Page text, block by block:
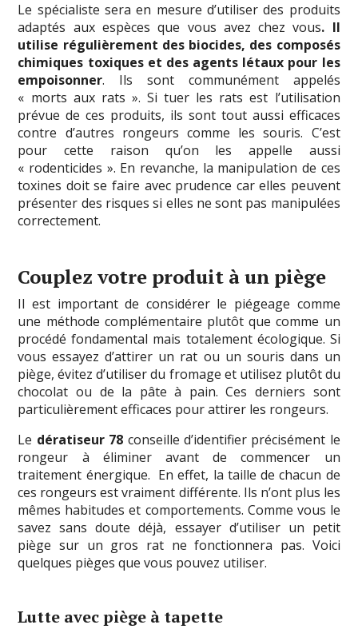
Le spécialiste sera en mesure d’utiliser des produits
adaptés aux espèces que vous avez chez vous. Il
utilise régulièrement des biocides, des composés
chimiques toxiques et des agents létaux pour les
empoisonner. Ils sont communément appelés
« morts aux rats ». Si tuer les rats est l’utilisation
prévue de ces produits, ils sont tout aussi efficaces
contre d’autres rongeurs comme les souris. C’est
pour cette raison qu’on les appelle aussi
« rodenticides ». En revanche, la manipulation de ces
toxines doit se faire avec prudence car elles peuvent
présenter des risques si elles ne sont pas manipulées
correctement.
Couplez votre produit à un piège
Il est important de considérer le piégeage comme
une méthode complémentaire plutôt que comme un
procédé fondamental mais totalement écologique. Si
vous essayez d’attirer un rat ou un souris dans un
piège, évitez d’utiliser du fromage et utilisez plutôt du
chocolat ou de la pâte à pain. Ces derniers sont
particulièrement efficaces pour attirer les rongeurs.
Le dératiseur 78 conseille d’identifier précisément le
rongeur à éliminer avant de commencer un
traitement énergique. En effet, la taille de chacun de
ces rongeurs est vraiment différente. Ils n’ont plus les
mêmes habitudes et comportements. Comme vous le
savez sans doute déjà, essayer d’utiliser un petit
piège sur un gros rat ne fonctionnera pas. Voici
quelques pièges que vous pouvez utiliser.
Lutte avec piège à tapette